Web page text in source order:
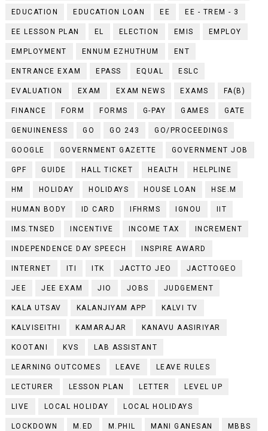
EDUCATION EDUCATION LOAN EE EE - TREM - 3
EE LESSON PLAN EL ELECTION EMIS EMPLOY
EMPLOYMENT ENNUM EZHUTHUM ENT
ENTRANCE EXAM EPASS EQUAL ESLC
EVALUATION EXAM EXAM NEWS EXAMS FA(B)
FINANCE FORM FORMS G-PAY GAMES GATE
GENUINENESS GO GO 243 GO/PROCEEDINGS
GOOGLE GOVERNMENT GAZETTE GOVERNMENT JOB
GPF GUIDE HALL TICKET HEALTH HELPLINE
HM HOLIDAY HOLIDAYS HOUSE LOAN HSE.M
HUMAN BODY ID CARD IFHRMS IGNOU IIT
IMS.TNSED INCENTIVE INCOME TAX INCREMENT
INDEPENDENCE DAY SPEECH INSPIRE AWARD
INTERNET ITI ITK JACTTO JEO JACTTOGEO
JEE JEE EXAM JIO JOBS JUDGEMENT
KALA UTSAV KALANJIYAM APP KALVI TV
KALVISEITHI KAMARAJAR KANAVU AASIRIYAR
KOOTANI KVS LAB ASSISTANT
LEARNING OUTCOMES LEAVE LEAVE RULES
LECTURER LESSON PLAN LETTER LEVEL UP
LIVE LOCAL HOLIDAY LOCAL HOLIDAYS
LOCKDOWN M.ED M.PHIL MANI GANESAN MBBS